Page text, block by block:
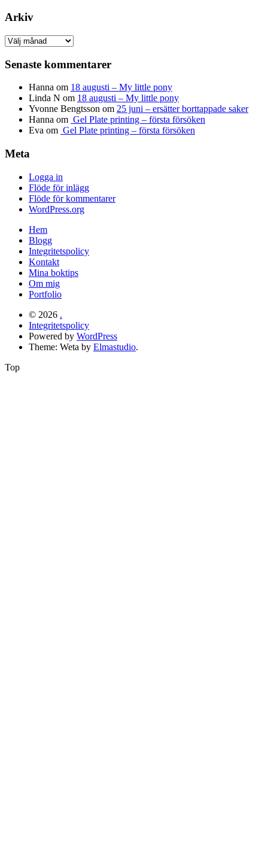
Arkiv
Arkiv
Senaste kommentarer
Hanna om 18 augusti – My little pony
Linda N om 18 augusti – My little pony
Yvonne Bengtsson om 25 juni – ersätter borttappade saker
Hanna om Gel Plate printing – första försöken
Eva om Gel Plate printing – första försöken
Meta
Logga in
Flöde för inlägg
Flöde för kommentarer
WordPress.org
Hem
Blogg
Integritetspolicy
Kontakt
Mina boktips
Om mig
Portfolio
© 2026 .
Integritetspolicy
Powered by WordPress
Theme: Weta by Elmastudio.
Top